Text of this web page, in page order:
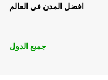
افضل المدن في العالم
جميع الدول